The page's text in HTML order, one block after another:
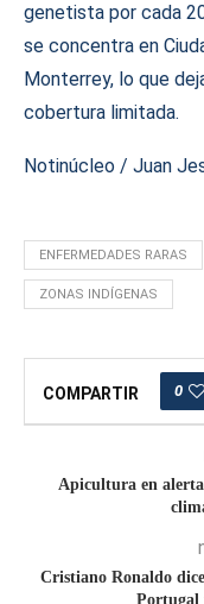
genetista por cada
se concentra en
Monterrey, lo que
cobertura limitada.
Notinúcleo / Juan
ENFERMEDADES RARAS
ZONAS INDÍGENAS
COMPARTIR 0
Apicultura en
Cristiano Ronaldo
Portugal